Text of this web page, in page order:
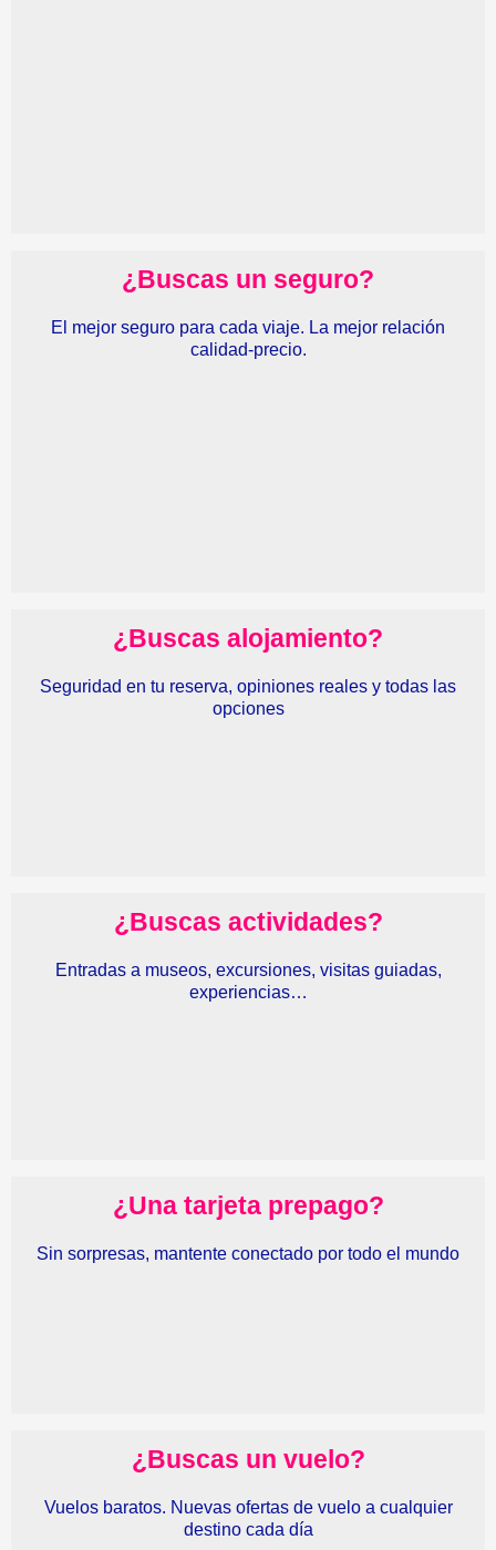
¿Buscas un seguro?
El mejor seguro para cada viaje. La mejor relación
calidad-precio.
¿Buscas alojamiento?
Seguridad en tu reserva, opiniones reales y todas las
opciones
¿Buscas actividades?
Entradas a museos, excursiones, visitas guiadas,
experiencias…
¿Una tarjeta prepago?
Sin sorpresas, mantente conectado por todo el mundo
¿Buscas un vuelo?
Vuelos baratos. Nuevas ofertas de vuelo a cualquier
destino cada día